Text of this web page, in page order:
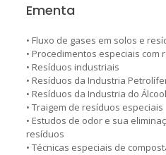
Ementa
• Fluxo de gases em solos e
• Procedimentos especiais
• Resíduos industriais
• Resíduos da Industria
• Resíduos da Industria do
• Traigem de resíduos especiais
• Estudos de odor e sua
resíduos
• Técnicas especiais de